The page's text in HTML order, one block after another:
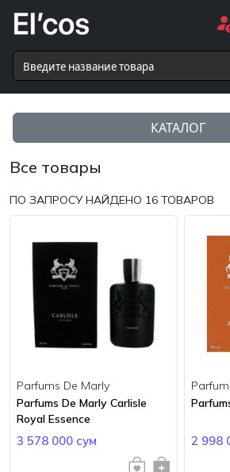
КАТАЛОГ
Все товары
ПО ЗАПРОСУ НАЙДЕНО 16 ТОВАРОВ
Parfums De Marly
Parfums De Marly Carlisle
Royal Essence
3 578 000 сум 2 998